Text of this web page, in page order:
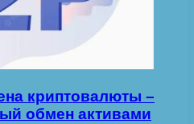
криптовалюты –
обмен активами